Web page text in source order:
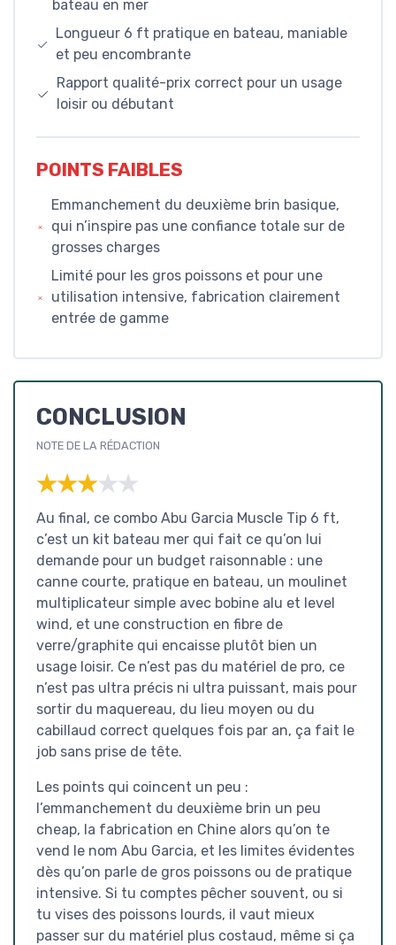
bateau en mer
Longueur 6 ft pratique en bateau, maniable
et peu encombrante
Rapport qualité-prix correct pour un usage
loisir ou débutant
POINTS FAIBLES
Emmanchement du deuxième brin basique,
qui n’inspire pas une confiance totale sur de
grosses charges
Limité pour les gros poissons et pour une
utilisation intensive, fabrication clairement
entrée de gamme
CONCLUSION
NOTE DE LA RÉDACTION
★★★★★
★★★★★
Au final, ce combo Abu Garcia Muscle Tip 6 ft,
c’est un kit bateau mer qui fait ce qu’on lui
demande pour un budget raisonnable : une
canne courte, pratique en bateau, un moulinet
multiplicateur simple avec bobine alu et level
wind, et une construction en fibre de
verre/graphite qui encaisse plutôt bien un
usage loisir. Ce n’est pas du matériel de pro, ce
n’est pas ultra précis ni ultra puissant, mais pour
sortir du maquereau, du lieu moyen ou du
cabillaud correct quelques fois par an, ça fait le
job sans prise de tête.
Les points qui coincent un peu :
l’emmanchement du deuxième brin un peu
cheap, la fabrication en Chine alors qu’on te
vend le nom Abu Garcia, et les limites évidentes
dès qu’on parle de gros poissons ou de pratique
intensive. Si tu comptes pêcher souvent, ou si
tu vises des poissons lourds, il vaut mieux
passer sur du matériel plus costaud, même si ça